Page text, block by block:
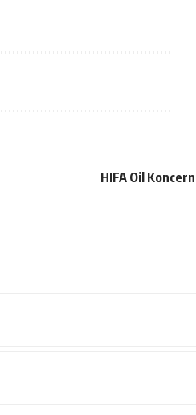
HIFA Oil